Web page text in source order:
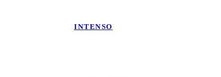
INTENSO